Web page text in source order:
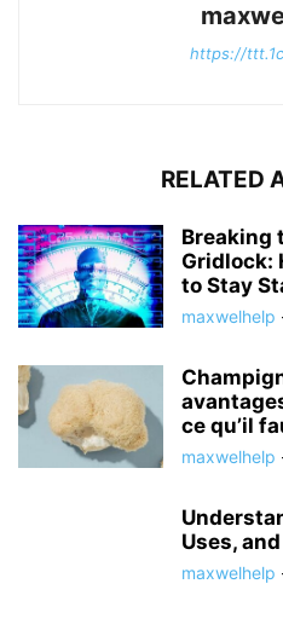
https://
RELATED
Breaking
Gridlock:
to Stay
maxwelhelp
ce qu’il
maxwelhelp
Uses,
maxwelhelp